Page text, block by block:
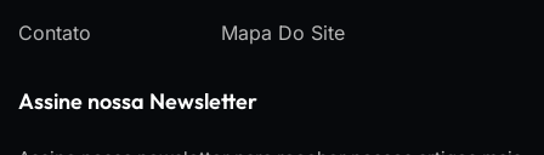
Contato Mapa Do Site
Assine nossa Newsletter